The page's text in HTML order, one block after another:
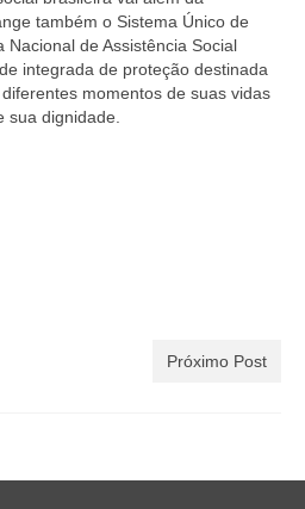
também o Sistema Único de
Nacional de Assistência Social
integrada de proteção destinada
momentos de suas vidas
dignidade.
Próximo Post